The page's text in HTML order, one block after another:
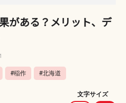
がある？メリット、デ
#稲作 #北海道
文字サイズ